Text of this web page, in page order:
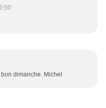
dimanche. Michel